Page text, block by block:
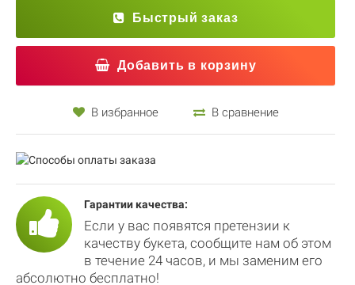
Быстрый заказ
Добавить в корзину
В избранное В сравнение
Гарантии качества:
Если у вас появятся претензии к
качеству букета, сообщите нам об этом
в течение 24 часов, и мы заменим его
абсолютно бесплатно!